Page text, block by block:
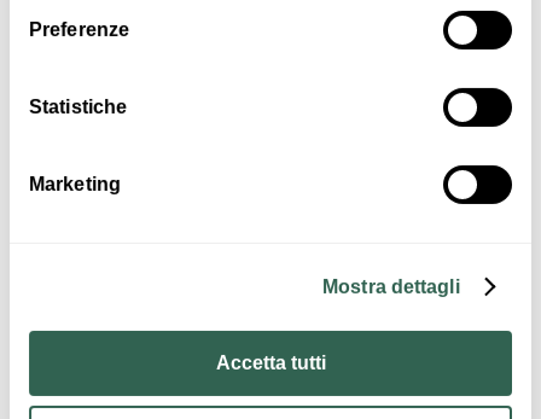
Preferenze
Statistiche
Marketing
Mostra dettagli
Accetta tutti
Interessi
Spettacolo